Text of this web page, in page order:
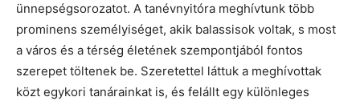
ünnepségsorozatot. A tanévnyitóra meghívtunk több
prominens személyiséget, akik balassisok voltak, s most
a város és a térség életének szempontjából fontos
szerepet töltenek be. Szeretettel láttuk a meghívottak
közt egykori tanárainkat is, és felállt egy különleges